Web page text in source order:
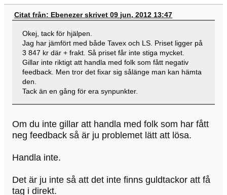
Citat från: Ebenezer skrivet 09 jun, 2012 13:47
Okej, tack för hjälpen.
Jag har jämfört med både Tavex och LS. Priset ligger på
3 847 kr där + frakt. Så priset får inte stiga mycket.
Gillar inte riktigt att handla med folk som fått negativ
feedback. Men tror det fixar sig sålänge man kan hämta
den.
Tack än en gång för era synpunkter.
Om du inte gillar att handla med folk som har fått
neg feedback så är ju problemet lätt att lösa.
Handla inte.
Det är ju inte så att det inte finns guldtackor att få
tag i direkt.